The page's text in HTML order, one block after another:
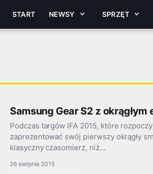
START NEWSY SPRZĘT
Samsung Gear S2 z
Podczas targów IFA 2015, które
zaprezentować swój pierwszy okrągły
klasyczny czasomierz, niż…
26 sierpnia 2015